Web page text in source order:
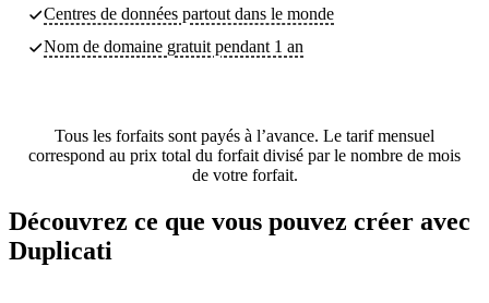
Centres de données partout dans le monde
Nom de domaine gratuit pendant 1 an
Tous les forfaits sont payés à l’avance. Le tarif mensuel
correspond au prix total du forfait divisé par le nombre de mois
de votre forfait.
Découvrez ce que vous pouvez créer avec
Duplicati